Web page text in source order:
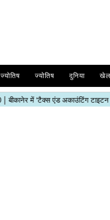
ज्योतिष ज्योतिष दुनिया खेल